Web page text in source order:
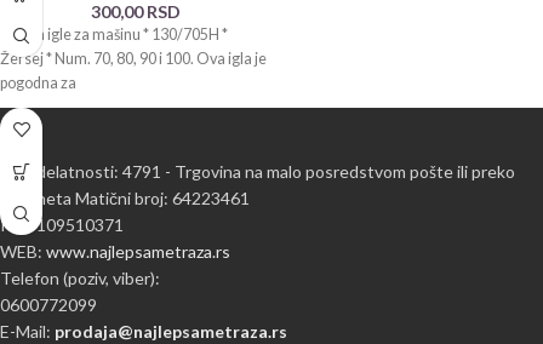
300,00RSD
Organ igle za mašinu * 130/705H *
Žersej * Num. 70, 80, 90 i 100. Ova igla je
pogodna za
Šifra delatnosti: 4791 - Trgovina na malo posredstvom pošte ili preko
interneta Matični broj: 64223461
PIB: 109510371
WEB: www.najlepsametraza.rs
Telefon (poziv, viber):
0600772099
E-Mail: prodaja@najlepsametraza.rs